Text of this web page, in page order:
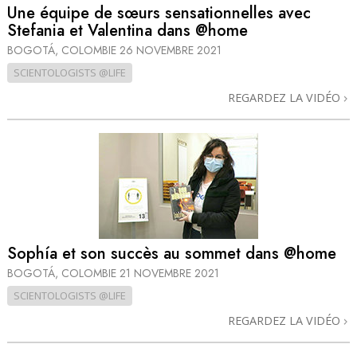
Une équipe de sœurs sensationnelles avec
Stefania et Valentina dans @home
BOGOTÁ, COLOMBIE 26 NOVEMBRE 2021
SCIENTOLOGISTS @LIFE
REGARDEZ LA VIDÉO
Sophía et son succès au sommet dans @home
BOGOTÁ, COLOMBIE 21 NOVEMBRE 2021
SCIENTOLOGISTS @LIFE
REGARDEZ LA VIDÉO